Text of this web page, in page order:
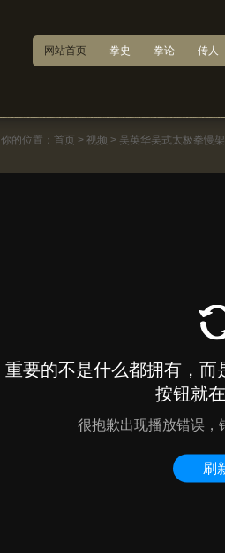
网站首页 拳史 拳论 传人
你的位置： 首页 > 视频 > 吴英华吴式太极拳慢架